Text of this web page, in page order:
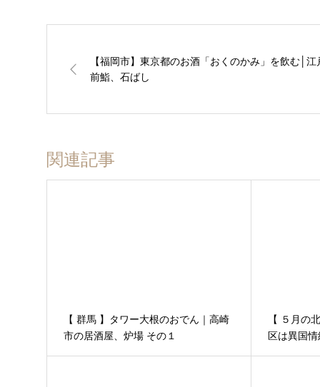
【福岡市】東京都のお酒「おくのかみ」を飲む│江
前鮨、石ばし
関連記事
【 群馬 】タワー大根のおでん｜高崎
市の居酒屋、炉場 その１
【 ５月の
区は異国